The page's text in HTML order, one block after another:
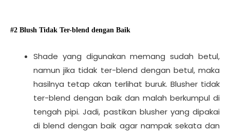
#2 Blush Tidak Ter-blend dengan Baik
Shade yang digunakan memang sudah betul,
namun jika tidak ter-blend dengan betul, maka
hasilnya tetap akan terlihat buruk. Blusher tidak
ter-blend dengan baik dan malah berkumpul di
tengah pipi. Jadi, pastikan blusher yang dipakai
di blend dengan baik agar nampak sekata dan